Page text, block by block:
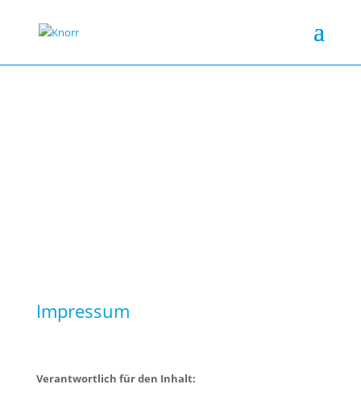
Impressum
Verantwortlich für den Inhalt: